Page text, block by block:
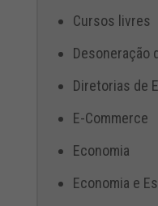
Cursos livres
Desoneração
Diretorias de
E-Commerce
Economia
Economia e